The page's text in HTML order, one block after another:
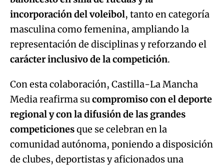
incorporación del voleibol, tanto en categoría
masculina como femenina, ampliando la
representación de disciplinas y reforzando el
carácter inclusivo de la competición.
Con esta colaboración, Castilla-La Mancha
Media reafirma sucompromiso con el deporte
regional y con la difusión de las grandes
competicionesque se celebran en la
comunidad autónoma, poniendo a disposición
de clubes, deportistas y aficionados una